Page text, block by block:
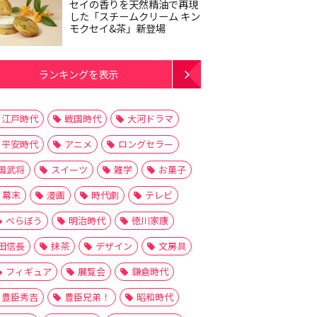
セイの香りを天然精油で再現
した「スチームクリーム キン
モクセイ&茶」新登場
ランキングを表示
江戸時代 戦国時代
大河ドラマ
平安時代
アニメ
ロングセラー
武将
スイーツ 雑学
お菓子
幕末
漫画 時代劇
テレビ
べらぼう
明治時代
徳川家康
信長
抹茶 デザイン
文房具
フィギュア
展覧会
鎌倉時代
豊臣秀吉
豊臣兄弟！
昭和時代